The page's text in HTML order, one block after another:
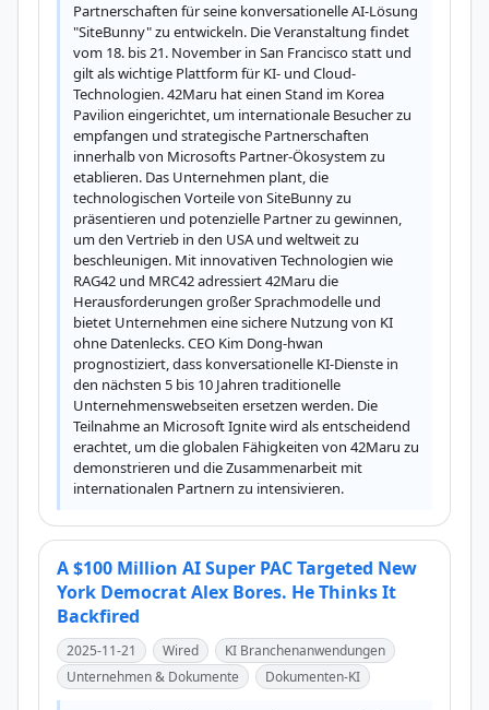
Partnerschaften für seine konversationelle AI-Lösung
"SiteBunny" zu entwickeln. Die Veranstaltung findet
vom 18. bis 21. November in San Francisco statt und
gilt als wichtige Plattform für KI- und Cloud-
Technologien. 42Maru hat einen Stand im Korea
Pavilion eingerichtet, um internationale Besucher zu
empfangen und strategische Partnerschaften
innerhalb von Microsofts Partner-Ökosystem zu
etablieren. Das Unternehmen plant, die
technologischen Vorteile von SiteBunny zu
präsentieren und potenzielle Partner zu gewinnen,
um den Vertrieb in den USA und weltweit zu
beschleunigen. Mit innovativen Technologien wie
RAG42 und MRC42 adressiert 42Maru die
Herausforderungen großer Sprachmodelle und
bietet Unternehmen eine sichere Nutzung von KI
ohne Datenlecks. CEO Kim Dong-hwan
prognostiziert, dass konversationelle KI-Dienste in
den nächsten 5 bis 10 Jahren traditionelle
Unternehmenswebseiten ersetzen werden. Die
Teilnahme an Microsoft Ignite wird als entscheidend
erachtet, um die globalen Fähigkeiten von 42Maru zu
demonstrieren und die Zusammenarbeit mit
internationalen Partnern zu intensivieren.
A $100 Million AI Super PAC Targeted New
York Democrat Alex Bores. He Thinks It
Backfired
2025-11-21 Wired
KI Branchenanwendungen
Unternehmen & Dokumente
Dokumenten-KI